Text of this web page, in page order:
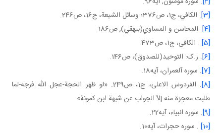
[3]
. الکافي، ج1، ص376؛ وسائل الشيعة، ج‏16، ص246.
[4] . المحاسن و المساوي(بيهقي), ص186.
[5]
. الکافی، ج1، ص473.
[6] . ر.ک: التوحيد(للصدوق)، ص146.
[7] . سوره آل عمران، آيه18.
[8]
. الفردوس الاعلی، ج1، ص249. «لو ظهر الحجة-عجل اللّه فرجه-لما
طلبت معجزة منه إلاّ الجواب عن شبهة ابن كمونة»
[9] . سوره انبياء، آيه22.
[10]
. سوره حجرات، آيه10.